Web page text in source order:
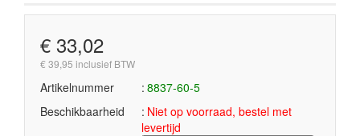
€ 33,02
€ 39,95 inclusief BTW
Artikelnummer
8837-60-5
Beschikbaarheid
Niet op voorraad, bestel met
levertijd